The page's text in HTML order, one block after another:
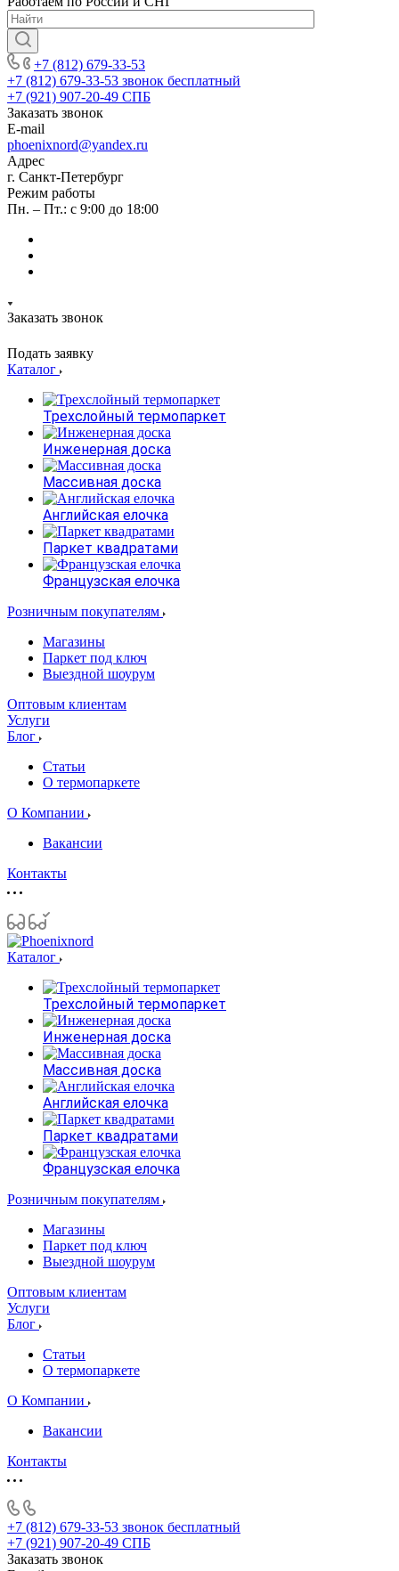
+7 (812) 679-33-53
+7 (812) 679-33-53 звонок бесплатный
+7 (921) 907-20-49 СПБ
Заказать звонок
E-mail
phoenixnord@yandex.ru
Адрес
г. Санкт-Петербург
Режим работы
Пн. – Пт.: с 9:00 до 18:00
Заказать звонок
Подать заявку
Каталог
Трехслойный термопаркет
Инженерная доска
Массивная доска
Английская елочка
Паркет квадратами
Французская елочка
Розничным покупателям
Магазины
Паркет под ключ
Выездной шоурум
Оптовым клиентам
Услуги
Блог
Статьи
О термопаркете
О Компании
Вакансии
Контакты
Каталог
Трехслойный термопаркет
Инженерная доска
Массивная доска
Английская елочка
Паркет квадратами
Французская елочка
Розничным покупателям
Магазины
Паркет под ключ
Выездной шоурум
Оптовым клиентам
Услуги
Блог
Статьи
О термопаркете
О Компании
Вакансии
Контакты
+7 (812) 679-33-53 звонок бесплатный
+7 (921) 907-20-49 СПБ
Заказать звонок